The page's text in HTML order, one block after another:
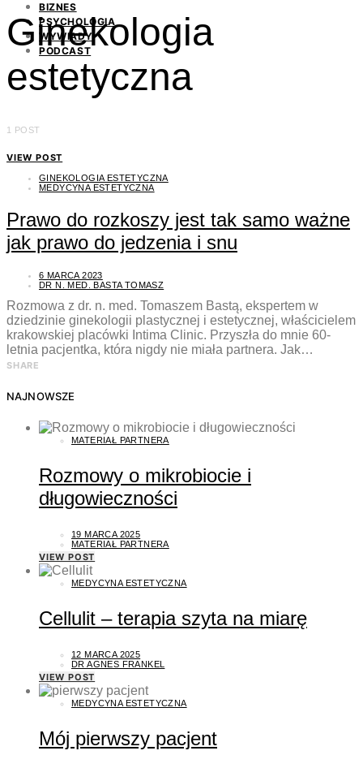
BIZNES
PSYCHOLOGIA
WYWIADY
PODCAST
Ginekologia
estetyczna
1 POST
VIEW POST
GINEKOLOGIA ESTETYCZNA
MEDYCYNA ESTETYCZNA
Prawo do rozkoszy jest tak samo ważne
jak prawo do jedzenia i snu
6 MARCA 2023
DR N. MED. BASTA TOMASZ
Rozmowa z dr. n. med. Tomaszem Bastą, ekspertem w
dziedzinie ginekologii plastycznej i estetycznej, właścicielem
krakowskiej placówki Intima Clinic. Przyszła do mnie 60-
letnia pacjentka, która nigdy nie miała partnera. Jak…
SHARE
NAJNOWSZE
MATERIAŁ PARTNERA
Rozmowy o mikrobiocie i
długowieczności
19 MARCA 2025
MATERIAŁ PARTNERA
VIEW POST
MEDYCYNA ESTETYCZNA
Cellulit – terapia szyta na miarę
12 MARCA 2025
DR AGNES FRANKEL
VIEW POST
MEDYCYNA ESTETYCZNA
Mój pierwszy pacjent